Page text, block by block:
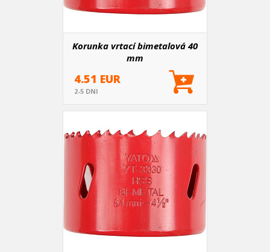
Korunka vrtací bimetalová 40
mm
4.51 EUR
2-5 DNI